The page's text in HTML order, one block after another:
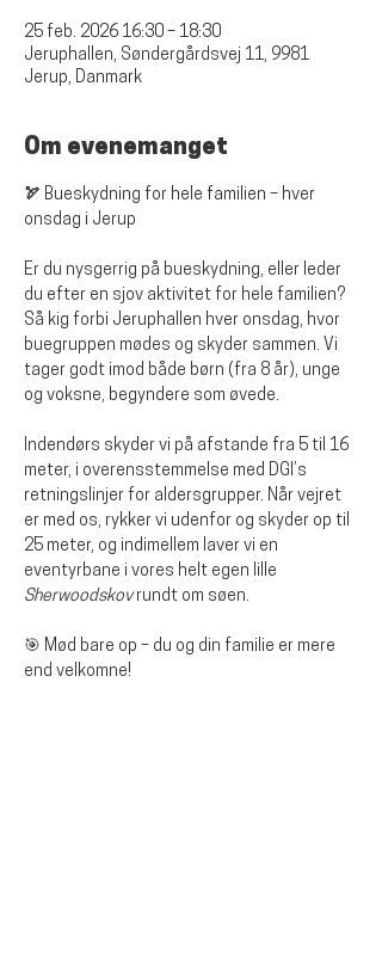
25 feb. 2026 16:30 – 18:30
Jeruphallen, Søndergårdsvej 11, 9981
Jerup, Danmark
Om evenemanget
🏹 Bueskydning for hele familien – hver
onsdag i Jerup
Er du nysgerrig på bueskydning, eller leder
du efter en sjov aktivitet for hele familien?
Så kig forbi Jeruphallen hver onsdag, hvor
buegruppen mødes og skyder sammen. Vi
tager godt imod både børn (fra 8 år), unge
og voksne, begyndere som øvede.
Indendørs skyder vi på afstande fra 5 til 16
meter, i overensstemmelse med DGI’s
retningslinjer for aldersgrupper. Når vejret
er med os, rykker vi udenfor og skyder op til
25 meter, og indimellem laver vi en
eventyrbane i vores helt egen lille
Sherwoodskov rundt om søen.
🎯 Mød bare op – du og din familie er mere
end velkomne!